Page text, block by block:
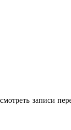
записи